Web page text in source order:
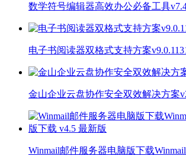
数学符号编辑器高效办公必备工具
电子书阅读器双格式支持方案
金山企业云盘协作安全双效解决方案
Winmail邮件服务器电脑版下载